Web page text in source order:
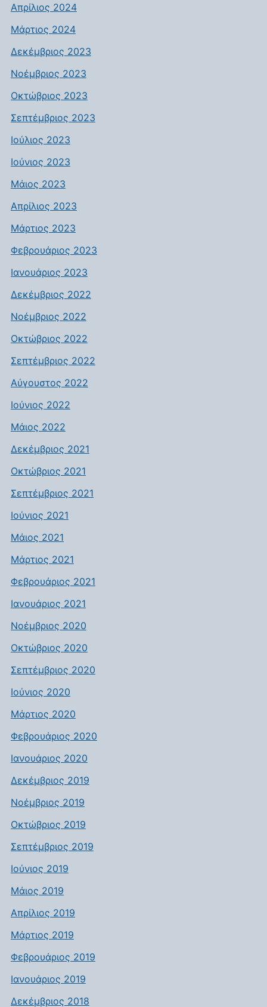
Απρίλιος 2024
Μάρτιος 2024
Δεκέμβριος 2023
Νοέμβριος 2023
Οκτώβριος 2023
Σεπτέμβριος 2023
Ιούλιος 2023
Ιούνιος 2023
Μάιος 2023
Απρίλιος 2023
Μάρτιος 2023
Φεβρουάριος 2023
Ιανουάριος 2023
Δεκέμβριος 2022
Νοέμβριος 2022
Οκτώβριος 2022
Σεπτέμβριος 2022
Αύγουστος 2022
Ιούνιος 2022
Μάιος 2022
Δεκέμβριος 2021
Οκτώβριος 2021
Σεπτέμβριος 2021
Ιούνιος 2021
Μάιος 2021
Μάρτιος 2021
Φεβρουάριος 2021
Ιανουάριος 2021
Νοέμβριος 2020
Οκτώβριος 2020
Σεπτέμβριος 2020
Ιούνιος 2020
Μάρτιος 2020
Φεβρουάριος 2020
Ιανουάριος 2020
Δεκέμβριος 2019
Νοέμβριος 2019
Οκτώβριος 2019
Σεπτέμβριος 2019
Ιούνιος 2019
Μάιος 2019
Απρίλιος 2019
Μάρτιος 2019
Φεβρουάριος 2019
Ιανουάριος 2019
Δεκέμβριος 2018